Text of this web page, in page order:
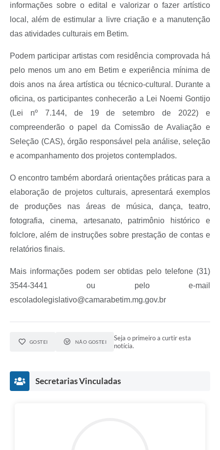
informações sobre o edital e valorizar o fazer artístico
local, além de estimular a livre criação e a manutenção
das atividades culturais em Betim.
Podem participar artistas com residência comprovada há
pelo menos um ano em Betim e experiência mínima de
dois anos na área artística ou técnico-cultural. Durante a
oficina, os participantes conhecerão a Lei Noemi Gontijo
(Lei nº 7.144, de 19 de setembro de 2022) e
compreenderão o papel da Comissão de Avaliação e
Seleção (CAS), órgão responsável pela análise, seleção
e acompanhamento dos projetos contemplados.
O encontro também abordará orientações práticas para a
elaboração de projetos culturais, apresentará exemplos
de produções nas áreas de música, dança, teatro,
fotografia, cinema, artesanato, patrimônio histórico e
folclore, além de instruções sobre prestação de contas e
relatórios finais.
Mais informações podem ser obtidas pelo telefone (31)
3544-3441 ou pelo e-mail
escoladolegislativo@camarabetim.mg.gov.br
GOSTEI NÃO GOSTEI
Seja o primeiro a curtir esta
notícia.
Secretarias Vinculadas